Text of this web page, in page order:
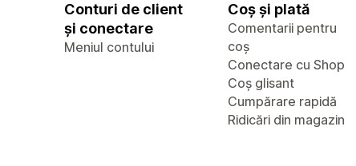
Conturi de client
și conectare
Meniul contului
Coș și plată
Comentarii pentru
coș
Conectare cu Shop
Coș glisant
Cumpărare rapidă
Ridicări din magazin